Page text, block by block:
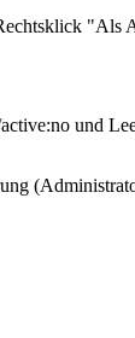
"Als
und